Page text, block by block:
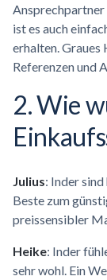
ist es auch
erhalten.
Referenzen und
2. Wie
Julius: Inder
Beste zum
preissensibler
Heike: Inder
sehr wohl. Ein